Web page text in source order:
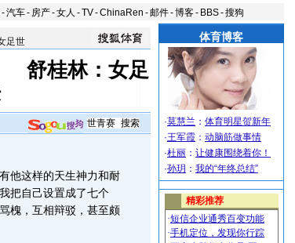
-汽车- 房产-女人 -TV-ChinaRen -邮件-博客- BBS-搜狗
足世
舒桂林：女足
他这样的天生神力和耐
把自己设置成了七个
槐，互相辩驳，甚至颇
体育博客
·莫慧兰 ： 体育明星贺新年
·王军霞 ： 动脑筋做事情
·杜丽 ： 让健康围绕着你！
·孙玥 ： 我的“年终总结”